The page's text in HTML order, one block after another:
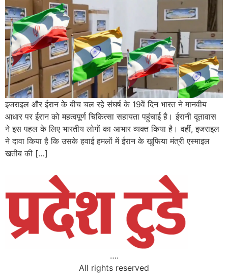
इजराइल और ईरान के बीच चल रहे संघर्ष के 19वें दिन भारत ने मानवीय
आधार पर ईरान को महत्वपूर्ण चिकित्सा सहायता पहुंचाई है। ईरानी दूतावास
ने इस पहल के लिए भारतीय लोगों का आभार व्यक्त किया है। वहीं, इजराइल
ने दावा किया है कि उसके हवाई हमलों में ईरान के खुफिया मंत्री एस्माइल
खतीब की […]
….
All rights reserved